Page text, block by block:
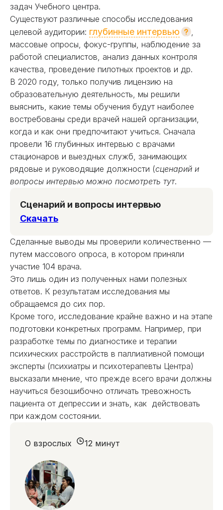
задач Учебного центра.
Существуют различные способы исследования
целевой аудитории: глубинные интервью
,
массовые опросы, фокус-группы, наблюдение за
работой специалистов, анализ данных контроля
качества, проведение пилотных проектов и др.
В 2020 году, только получив лицензию на
образовательную деятельность, мы решили
выяснить, какие темы обучения будут наиболее
востребованы среди врачей нашей организации,
когда и как они предпочитают учиться. Сначала
провели 16 глубинных интервью с врачами
стационаров и выездных служб, занимающих
рядовые и руководящие должности (сценарий и
вопросы интервью можно посмотреть тут.
Сценарий и вопросы интервью
Скачать
Сделанные выводы мы проверили количественно —
путем массового опроса, в котором приняли
участие 104 врача.
Это лишь один из полученных нами полезных
ответов. К результатам исследования мы
обращаемся до сих пор.
Кроме того, исследование крайне важно и на этапе
подготовки конкретных программ. Например, при
разработке темы по диагностике и терапии
психических расстройств в паллиативной помощи
эксперты (психиатры и психотерапевты Центра)
высказали мнение, что прежде всего врачи должны
научиться безошибочно отличать тревожность
пациента от депрессии и знать, как действовать
при каждом состоянии.
О взрослых 12 минут